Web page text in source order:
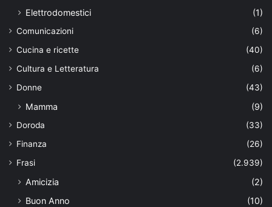
Elettrodomestici
(1)
Comunicazioni
(6)
Cucina e ricette
(40)
Cultura e Letteratura
(6)
Donne
(43)
Mamma (9)
Doroda
(33)
Finanza
(26)
Frasi
(2.939)
Amicizia
(2)
Buon Anno
(10)